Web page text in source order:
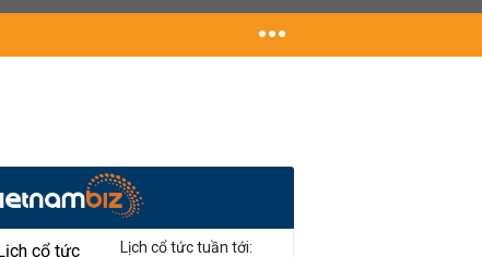
Lịch cổ tức tuần tới: